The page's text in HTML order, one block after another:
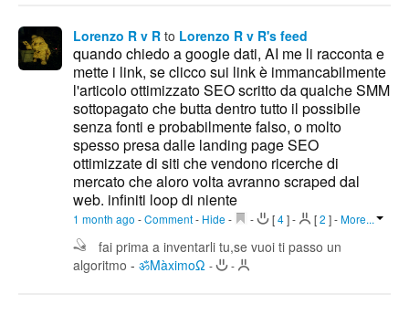
Lorenzo R v R to Lorenzo R v R's feed
quando chiedo a google dati, AI me li racconta e
mette i link, se clicco sui link è immancabilmente
l'articolo ottimizzato SEO scritto da qualche SMM
sottopagato che butta dentro tutto il possibile
senza fonti e probabilmente falso, o molto
spesso presa dalle landing page SEO
ottimizzate di siti che vendono ricerche di
mercato che aloro volta avranno scraped dal
web. infiniti loop di niente
1 month ago -Comment- Hide - - [4]- [2 ]-More...
fai prima a inventarli tu,se vuoi ti passo un
algoritmo - ॐMàximoΩ - -